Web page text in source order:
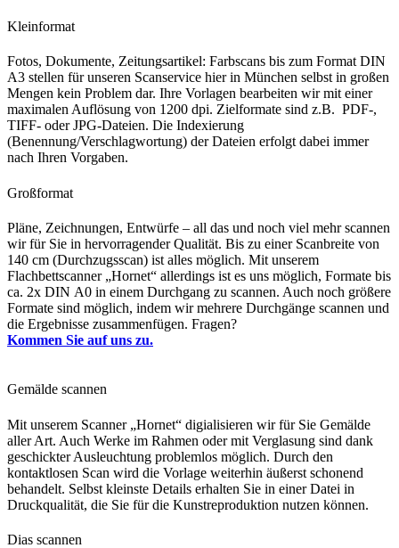
Kleinformat
Fotos, Dokumente, Zeitungsartikel: Farbscans bis zum Format DIN
A3 stellen für unseren Scanservice hier in München selbst in großen
Mengen kein Problem dar. Ihre Vorlagen bearbeiten wir mit einer
maximalen Auflösung von 1200 dpi. Zielformate sind z.B. PDF-,
TIFF- oder JPG-Dateien. Die Indexierung
(Benennung/Verschlagwortung) der Dateien erfolgt dabei immer
nach Ihren Vorgaben.
Großformat
Pläne, Zeichnungen, Entwürfe – all das und noch viel mehr scannen
wir für Sie in hervorragender Qualität. Bis zu einer Scanbreite von
140 cm (Durchzugsscan) ist alles möglich. Mit unserem
Flachbettscanner „Hornet“ allerdings ist es uns möglich, Formate bis
ca. 2x DIN A0 in einem Durchgang zu scannen. Auch noch größere
Formate sind möglich, indem wir mehrere Durchgänge scannen und
die Ergebnisse zusammenfügen. Fragen?
Kommen Sie auf uns zu.
Gemälde scannen
Mit unserem Scanner „Hornet“ digialisieren wir für Sie Gemälde
aller Art. Auch Werke im Rahmen oder mit Verglasung sind dank
geschickter Ausleuchtung problemlos möglich. Durch den
kontaktlosen Scan wird die Vorlage weiterhin äußerst schonend
behandelt. Selbst kleinste Details erhalten Sie in einer Datei in
Druckqualität, die Sie für die Kunstreproduktion nutzen können.
Dias scannen